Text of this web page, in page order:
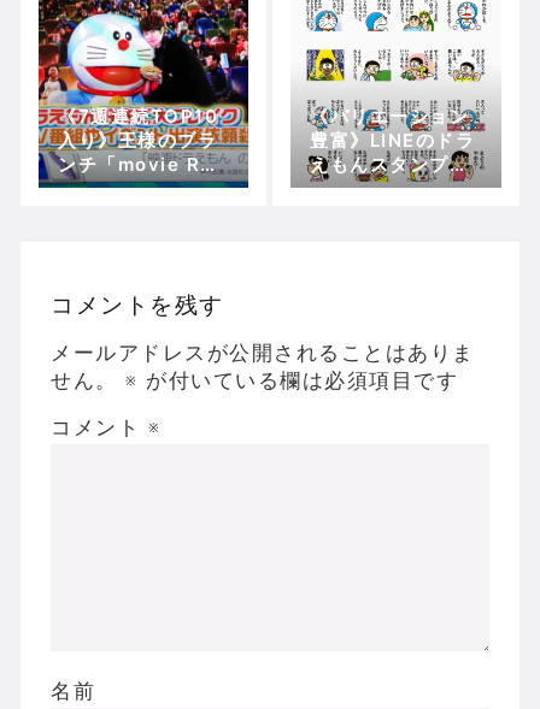
《7週連続TOP10
入り》王様のブラ
ンチ「movie RA
NKING」で『のび
ん好きだと公
《バリエーション
豊富》LINEのドラ
えもんスタンプは
どれも使いやすく
コメントを残す
メールアドレスが公開されることはありま
せん。
※ が付いている欄は必須項目です
コメント ※
名前